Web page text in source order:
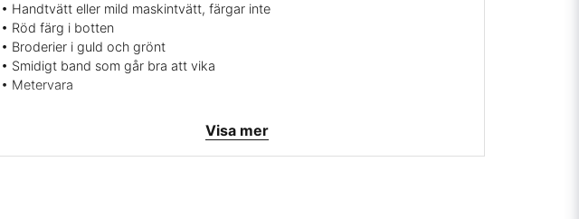
• Handtvätt eller mild maskintvätt, färgar inte
• Röd färg i botten
• Broderier i guld och grönt
• Smidigt band som går bra att vika
• Metervara
Med det här bandet kan du dekorera massor av saker ex: kläder, gardiner,
lampskärmar, sy armband, kuddar blir fina med ett band påsytt. Det finns ingen
gräns för vad man kan ha vackra band till, vi har kunder som köper band bara
Visa mer